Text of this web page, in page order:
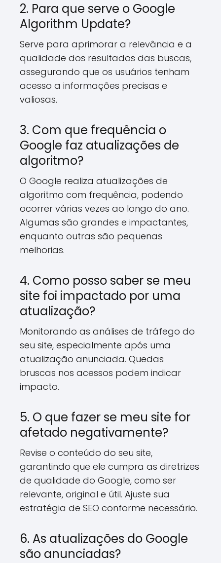
2. Para que serve o Google
Algorithm Update?
Serve para aprimorar a relevância e a
qualidade dos resultados das buscas,
assegurando que os usuários tenham
acesso a informações precisas e
valiosas.
3. Com que frequência o
Google faz atualizações de
algoritmo?
O Google realiza atualizações de
algoritmo com frequência, podendo
ocorrer várias vezes ao longo do ano.
Algumas são grandes e impactantes,
enquanto outras são pequenas
melhorias.
4. Como posso saber se meu
site foi impactado por uma
atualização?
Monitorando as análises de tráfego do
seu site, especialmente após uma
atualização anunciada. Quedas
bruscas nos acessos podem indicar
impacto.
5. O que fazer se meu site for
afetado negativamente?
Revise o conteúdo do seu site,
garantindo que ele cumpra as diretrizes
de qualidade do Google, como ser
relevante, original e útil. Ajuste sua
estratégia de SEO conforme necessário.
6. As atualizações do Google
são anunciadas?